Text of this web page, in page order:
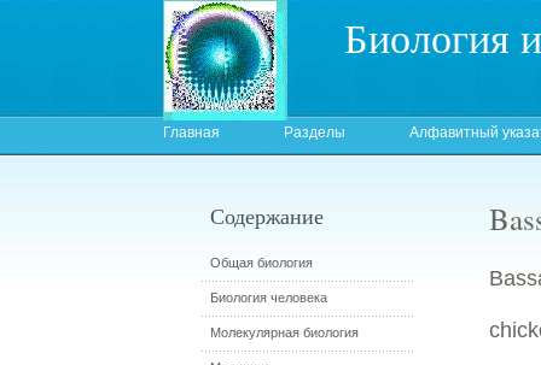
Биология
Главная Разделы Алфавитный
Содержание
Общая биология
Биология человека
Молекулярная биология